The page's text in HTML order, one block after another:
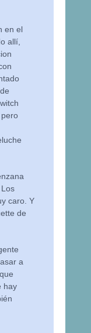
en el
allí,
caro. Y
de
a
hay